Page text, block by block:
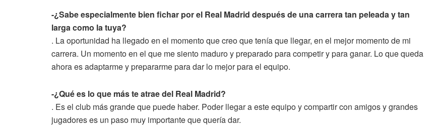
-¿Sabe especialmente bien fichar por el Real Madrid después de una carrera tan peleada y tan
larga como la tuya?
. La oportunidad ha llegado en el momento que creo que tenía que llegar, en el mejor momento de mi
carrera. Un momento en el que me siento maduro y preparado para competir y para ganar. Lo que queda
ahora es adaptarme y prepararme para dar lo mejor para el equipo.
-¿Qué es lo que más te atrae del Real Madrid?
. Es el club más grande que puede haber. Poder llegar a este equipo y compartir con amigos y grandes
jugadores es un paso muy importante que quería dar.